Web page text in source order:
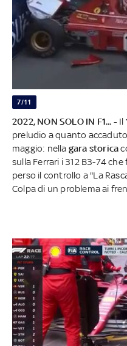
7/11
2022, NON SOLO IN F1... - Il
preludio a quanto accaduto
maggio: nella gara storica
sulla Ferrari i 312 B3-74 che
perso il controllo a "La
Colpa di un problema ai